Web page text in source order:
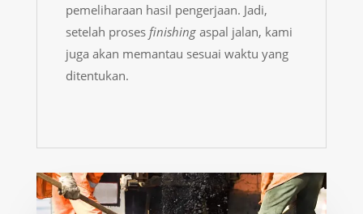
pemeliharaan hasil pengerjaan. Jadi,
setelah proses finishingaspal jalan, kami
juga akan memantau sesuai waktu yang
ditentukan.